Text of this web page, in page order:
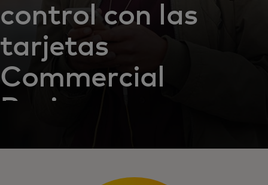
control con las
tarjetas
Commercial
Business